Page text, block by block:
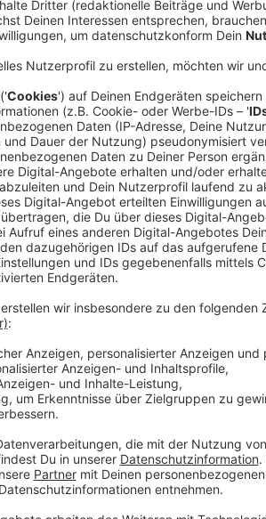
(adac/josch) - Auch in Nordrhein-
Testfragen aus dem amtlichen
teilweise korrekt. Nur ein Prozent (!)
80 Prozent richtige Antworten. Der
Im Durchschnitt lagen die NRW-
(9,6). Damit landet NRW im
richtigen Antworten gaben Autofahrer
schwieriger als das normale
große Lücke beim Verkehrswissen
Fall zu schweren Unfällen führen“,
größten Probleme hatten Autofahrer
Telefonieren im Auto,
Umweltplakette.
Anzeige
©ADAC NRW
Anzeige
Bei diesen Themen lagen die